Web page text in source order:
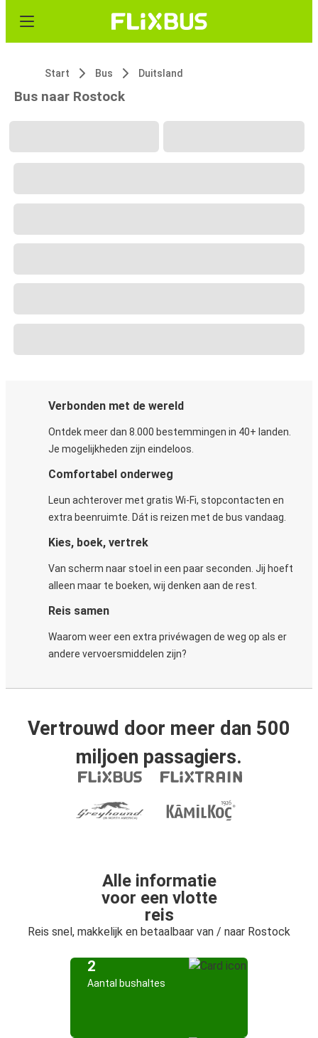
Start Bus Duitsland
Bus naar Rostock
Verbonden met de wereld
Ontdek meer dan 8.000 bestemmingen in 40+ landen.
Je mogelijkheden zijn eindeloos.
Comfortabel onderweg
Leun achterover met gratis Wi-Fi, stopcontacten en
extra beenruimte. Dát is reizen met de bus vandaag.
Kies, boek, vertrek
Van scherm naar stoel in een paar seconden. Jij hoeft
alleen maar te boeken, wij denken aan de rest.
Reis samen
Waarom weer een extra privéwagen de weg op als er
andere vervoersmiddelen zijn?
Vertrouwd door meer dan 500
miljoen passagiers.
Alle informatie
voor een vlotte
reis
Reis snel, makkelijk en betaalbaar van / naar Rostock
2
Aantal bushaltes